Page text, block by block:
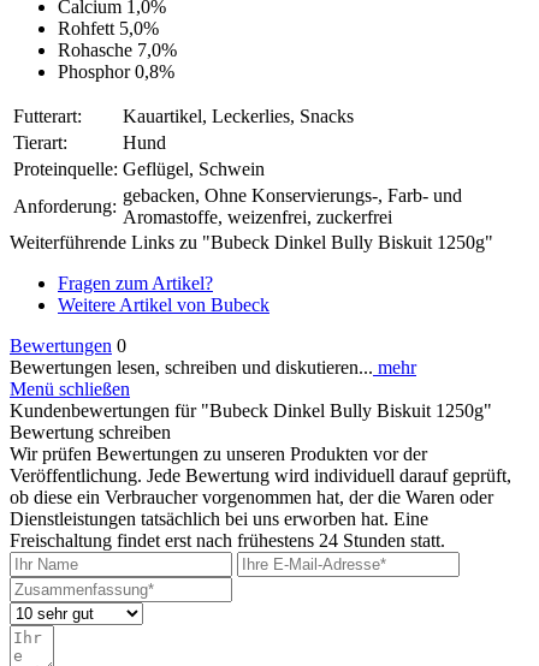
Calcium 1,0%
Rohfett 5,0%
Rohasche 7,0%
Phosphor 0,8%
Futterart:
Kauartikel, Leckerlies, Snacks
Tierart:
Hund
Proteinquelle: Geflügel, Schwein
Anforderung:
gebacken, Ohne Konservierungs-, Farb- und
Aromastoffe, weizenfrei, zuckerfrei
Weiterführende Links zu "Bubeck Dinkel Bully Biskuit 1250g"
Fragen zum Artikel?
Weitere Artikel von Bubeck
Bewertungen 0
Bewertungen lesen, schreiben und diskutieren... mehr
Menü schließen
Kundenbewertungen für "Bubeck Dinkel Bully Biskuit 1250g"
Bewertung schreiben
Wir prüfen Bewertungen zu unseren Produkten vor der
Veröffentlichung. Jede Bewertung wird individuell darauf geprüft,
ob diese ein Verbraucher vorgenommen hat, der die Waren oder
Dienstleistungen tatsächlich bei uns erworben hat. Eine
Freischaltung findet erst nach frühestens 24 Stunden statt.